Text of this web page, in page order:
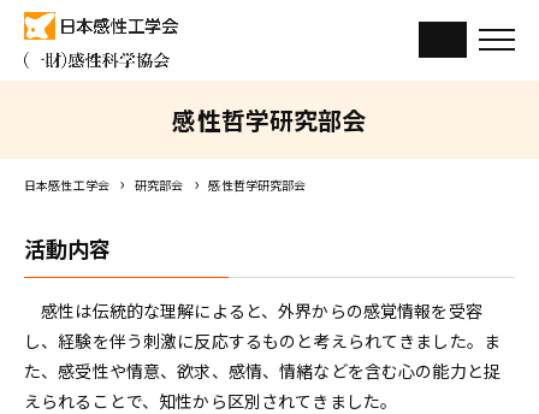
感性哲学研究部会
日本感性工学会 研究部会 感性哲学研究部会
活動内容
感性は伝統的な理解によると、外界からの感覚情報を受容
し、経験を伴う刺激に反応するものと考えられてきました。ま
た、感受性や情意、欲求、感情、情緒などを含む心の能力と捉
えられることで、知性から区別されてきました。